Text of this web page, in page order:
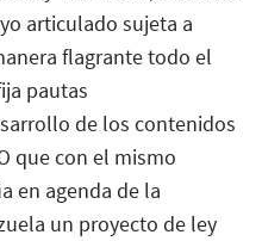
articulado sujeta a
flagrante todo el
pautas
de los contenidos
que con el mismo
en agenda de la
un proyecto de ley